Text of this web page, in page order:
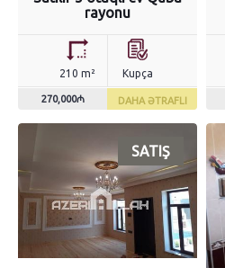
rayonu
210 m² Kupça
270,000₼ DAHA ƏTRAFLI
SATIŞ